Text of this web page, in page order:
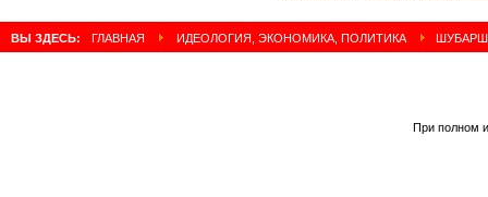
ВЫ ЗДЕСЬ: ГЛАВНАЯ ИДЕОЛОГИЯ, ЭКОНОМИКА, ПОЛИТИКА
При полном